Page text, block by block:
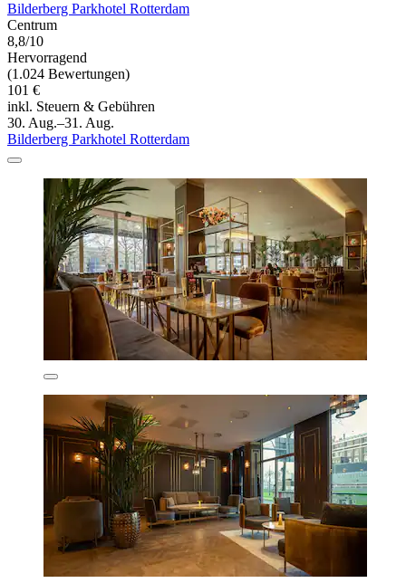
Bilderberg Parkhotel Rotterdam
Centrum
8,8/10
Hervorragend
(1.024 Bewertungen)
101 €
inkl. Steuern & Gebühren
30. Aug.–31. Aug.
Bilderberg Parkhotel Rotterdam